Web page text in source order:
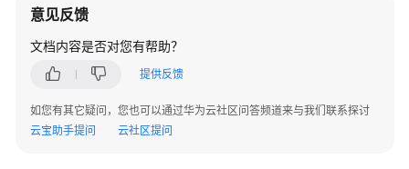
发
参
最
意见反馈
文档内容是否对您有帮助？
提供反馈
如您有其它疑问，您也可以通过华为云社区问答频道来与我们联系探讨
云宝助手提问
云社区提问